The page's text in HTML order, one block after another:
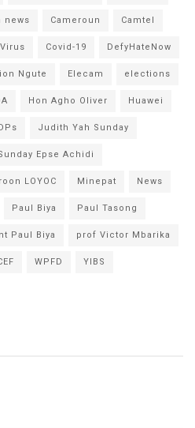
news Cameroun Camtel
Covid-19 DefyHateNow
Ngute Elecam elections
Hon Agho Oliver Huawei
Judith Yah Sunday
Epse Achidi
LOYOC Minepat News
Paul Biya Paul Tasong
Paul Biya prof Victor Mbarika
WPFD YIBS